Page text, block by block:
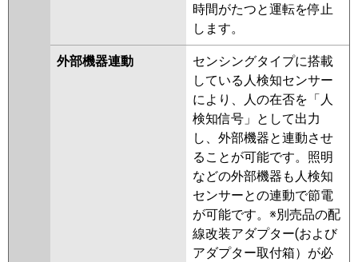
時間がたつと運転を停止
します。
外部機器連動
センシングタイプに搭載
している人検知センサー
により、人の在否を「人
検知信号」として出力
し、外部機器と連動させ
ることが可能です。照明
などの外部機器も人検知
センサーとの連動で節電
が可能です。※別売品の配
線改装アダプター(および
アダプター取付箱）が必